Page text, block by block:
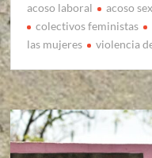
acoso laboral acoso
colectivos feministas
las mujeres
violencia